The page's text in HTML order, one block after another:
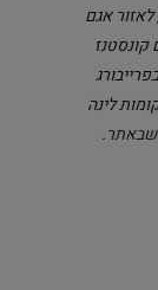
אגם
לינה
.